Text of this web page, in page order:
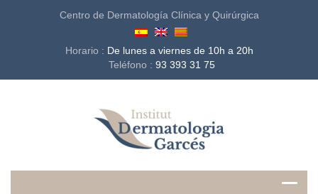
Centro de Dermatología Clínica y Quirúrgica
Horario : De lunes a viernes de 10h a 20h
Teléfono : 93 393 31 75